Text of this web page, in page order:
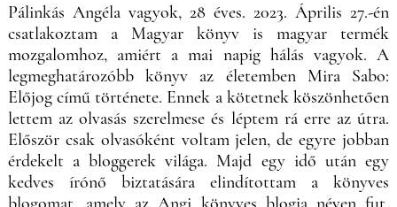
Pálinkás Angéla vagyok, 28 éves. 2023. Április 27.-én
csatlakoztam a Magyar könyv is magyar termék
mozgalomhoz, amiért a mai napig hálás vagyok. A
legmeghatározóbb könyv az életemben Mira Sabo:
Előjog című története. Ennek a kötetnek köszönhetően
lettem az olvasás szerelmese és léptem rá erre az útra.
Először csak olvasóként voltam jelen, de egyre jobban
érdekelt a bloggerek világa. Majd egy idő után egy
kedves írónő biztatására elindítottam a könyves